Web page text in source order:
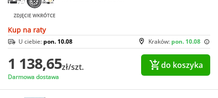
Kup na raty
Kraków: pon. 10.08
U ciebie: pon. 10.08
1 138,65zł/szt.
Darmowa dostawa
do koszyka